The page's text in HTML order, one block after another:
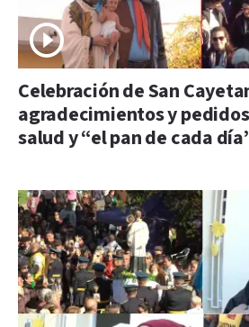
Celebración de San
agradecimientos y
salud y “el pan de cada